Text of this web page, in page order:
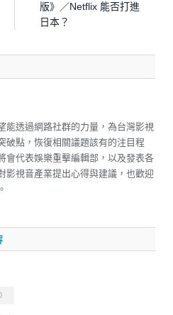
版》／Netflix 能否打進
日本？
能透過網路社群的力量，為台灣影視
破點，恢復相關議題該有的注目程
會代表娛樂重擊編輯部，以及發表各
影視音產業提出心得與建議，也歡迎